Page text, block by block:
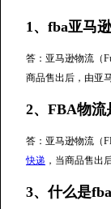
1、fba亚马
答：亚马逊物流（
商品售出后，由亚
2、FBA物流
答：亚马逊物流（
快递 ，当商品售出
3、什么是fba